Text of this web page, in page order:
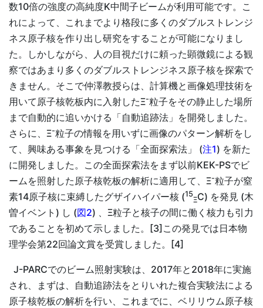
数10倍の強度の高純度K中間子ビームが利用可能です。こ
れによって、これまでより格段に多くのダブルストレンジ
ネス原子核を作り出し研究をすることが可能になりまし
た。しかしながら、人の目視だけに頼った顕微鏡による観
察ではあまり多くのダブルストレンジネス原子核を探索で
きません。そこで仲澤教授らは、計算機と画像処理技術を
用いて原子核乾板内に入射したΞ-粒子をその静止した場所
まで自動的に追いかける「自動追跡法」を開発しました。
さらに、Ξ-粒子の情報を用いずに画像のパターン解析をし
て、興味ある事象を見つける「全面探索法」 (注1) を新た
に開発しました。この全面探索法をまず以前KEK-PSでビ
ームを照射した原子核乾板の解析に適用して、Ξ-粒子が窒
素14原子核に束縛したグザイハイパー核 (15
ΞC) を発見 (木
曽イベント) し (図2) 、Ξ粒子と核子の間に働く核力も引力
であることを初めて示しました。[3]この発見では日本物
理学会第22回論文賞を受賞しました。[4]
J-PARCでのビーム照射実験は、2017年と2018年に実施
され、まずは、自動追跡法をとりいれた複合実験法による
原子核乾板の解析を行い、これまでに、ベリリウム原子核